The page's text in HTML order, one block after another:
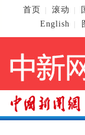
首页 滚动
English